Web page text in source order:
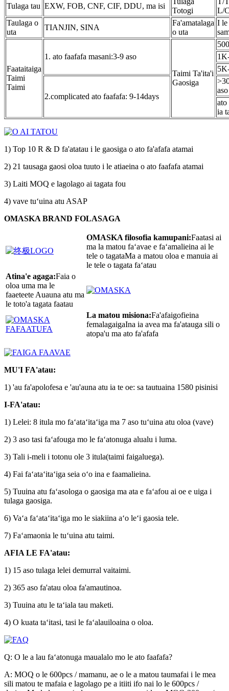
Tulaga tau EXW, FOB, CNF, CIF, DDU, ma isi
Totogi
L/
Taulaga o
uta
TIANJIN, SINA
Fa'amatalaga
o uta
I le
Faataitaiga
Taimi
Taimi
1. ato faafafa masani:3-9 aso
Taimi Ta'ita'i
Gaosiga
2.complicated ato faafafa: 9-14days
aso
ato
ia
1) Top 10 R & D fa'atatau i le gaosiga o ato fa'afafa atamai
2) 21 tausaga gaosi oloa tuuto i le atiaeina o ato faafafa atamai
3) Laiti MOQ e lagolago ai tagata fou
4) vave tuʻuina atu ASAP
OMASKA BRAND FOLASAGA
OMASKA filosofia kamupani:Faatasi ai
ma la matou faʻavae e faʻamalieina ai le
tele o tagataMa a matou oloa e manuia ai
le tele o tagata faʻatau
Atina'e agaga:Faia o
oloa uma ma le
faaeteete Auauna atu ma
le toto'a tagata faatau
La matou misiona:Fa'afaigofieina
femalagaigaIna ia avea ma fa'atauga sili o
atopa'u ma ato fa'afafa
MU'I FA'atau:
1) 'au fa'apolofesa e 'au'auna atu ia te oe: sa tautuaina 1580 pisinisi
I-FA'atau:
1) Lelei: 8 itula mo faʻataʻitaʻiga ma 7 aso tuʻuina atu oloa (vave)
2) 3 aso tasi faʻafouga mo le faʻatonuga alualu i luma.
3) Tali i-meli i totonu ole 3 itula(taimi faigaluega).
4) Fai faʻataʻitaʻiga seia oʻo ina e faamalieina.
5) Tuuina atu faʻasologa o gaosiga ma ata e faʻafou ai oe e uiga i
tulaga gaosiga.
6) Vaʻa faʻataʻitaʻiga mo le siakiina aʻo leʻi gaosia tele.
7) Faʻamaonia le tuʻuina atu taimi.
AFIA LE FA'atau:
1) 15 aso tulaga lelei demurral vaitaimi.
2) 365 aso fa'atau oloa fa'amautinoa.
3) Tuuina atu le taʻiala tau maketi.
4) O kuata taʻitasi, tasi le faʻalauiloaina o oloa.
Q: O le a lau faʻatonuga maualalo mo le ato faafafa?
A: MOQ o le 600pcs / mamanu, ae o le a matou taumafai i le mea
sili matou te mafaia e lagolago pe a itiiti ifo nai lo le 600pcs /